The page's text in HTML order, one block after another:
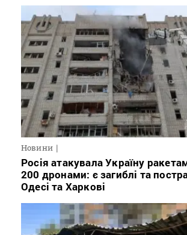
Новини
Росія атакувала Україну
200 дронами: є загиблі та
Одесі та Харкові